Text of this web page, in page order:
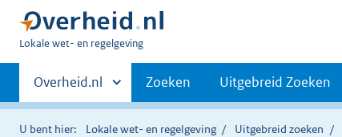
U
hier:
Lokale wet- en regelgeving
Primaire
navigatie
Andere
sites
binnen
Overheid.nl Zoeken Uitgebreid Zoeken
U bent hier: Lokale wet- en regelgeving Uitgebreid zoeken